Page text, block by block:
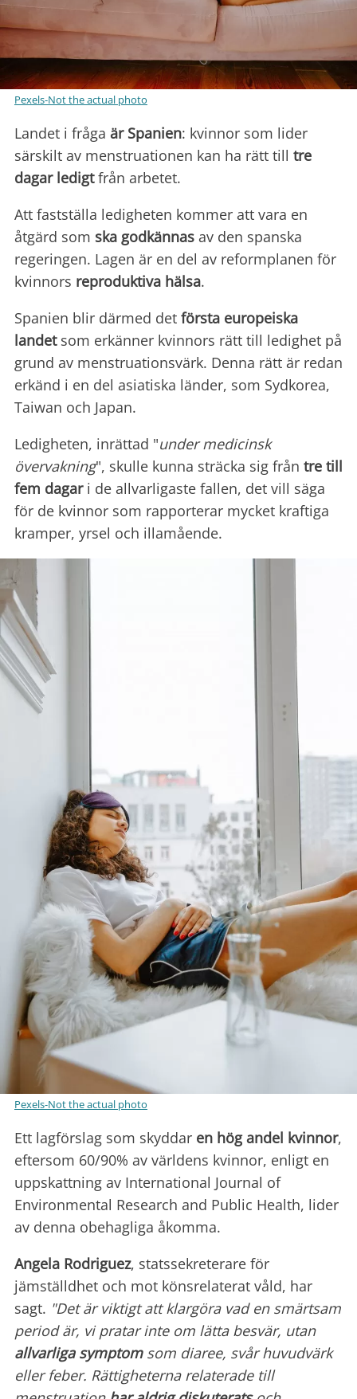
Pexels-Not the actual photo
Landet i fråga är Spanien: kvinnor som lider
särskilt av menstruationen kan ha rätt till tre
dagar ledigtfrån arbetet.
Att fastställa ledigheten kommer att vara en
åtgärd som ska godkännas av den spanska
regeringen. Lagen är en del av reformplanen för
kvinnors reproduktiva hälsa.
Spanien blir därmed det första europeiska
landet som erkänner kvinnors rätt till ledighet på
grund av menstruationsvärk. Denna rätt är redan
erkänd i en del asiatiska länder, som Sydkorea,
Taiwan och Japan.
Ledigheten, inrättad "under medicinsk
övervakning", skulle kunna sträcka sig från tre till
fem dagari de allvarligaste fallen, det vill säga
för de kvinnor som rapporterar mycket kraftiga
kramper, yrsel och illamående.
Pexels-Not the actual photo
Ett lagförslag som skyddar en hög andel kvinnor,
eftersom 60/90% av världens kvinnor, enligt en
uppskattning av International Journal of
Environmental Research and Public Health, lider
av denna obehagliga åkomma.
Angela Rodriguez, statssekreterare för
jämställdhet och mot könsrelaterat våld, har
sagt. "Det är viktigt att klargöra vad en smärtsam
period är, vi pratar inte om lätta besvär, utan
allvarliga symptomsom diaree, svår huvudvärk
eller feber. Rättigheterna relaterade till